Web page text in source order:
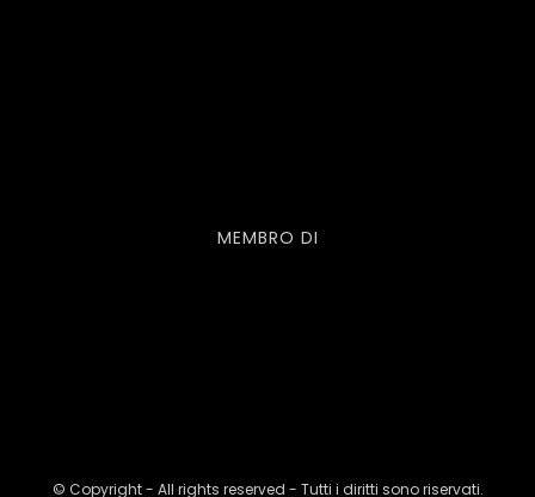
MEMBRO DI
© Copyright - All rights reserved - Tutti i diritti sono riservati.